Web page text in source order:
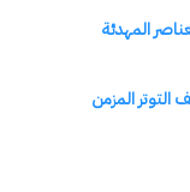
المهدئة
المزمن